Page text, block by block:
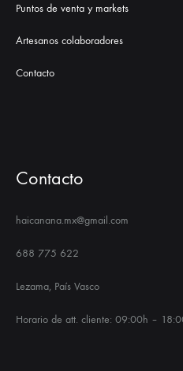
Puntos de venta y markets
Artesanos colaboradores
Contacto
Contacto
haicanana.mx@gmail.com
688 775 622
Lezama, País Vasco
Horario de att. cliente: 09:00h –